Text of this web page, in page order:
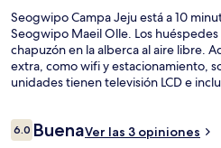
Seogwipo Campa Jeju está a 10
Seogwipo Maeil Olle. Los
chapuzón en la alberca al aire libre.
extra, como wifi y estacionamiento,
unidades tienen televisión LCD e
Opiniones
6.06.0 de 10,
BuenaVer las 3 opiniones